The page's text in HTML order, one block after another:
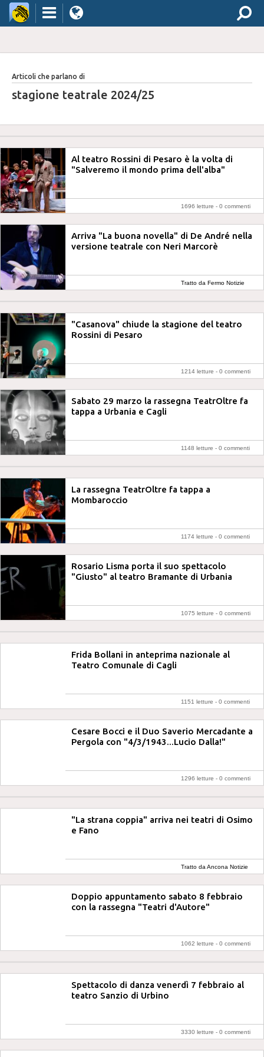
Articoli che parlano di
stagione teatrale 2024/25
Al teatro Rossini di Pesaro è la volta di
"Salveremo il mondo prima dell'alba"
1696 letture - 0 commenti
Arriva "La buona novella" di De André nella
versione teatrale con Neri Marcorè
Tratto da Fermo Notizie
"Casanova" chiude la stagione del teatro
Rossini di Pesaro
1214 letture - 0 commenti
Sabato 29 marzo la rassegna TeatrOltre fa
tappa a Urbania e Cagli
1148 letture - 0 commenti
La rassegna TeatrOltre fa tappa a
Mombaroccio
1174 letture - 0 commenti
Rosario Lisma porta il suo spettacolo
"Giusto" al teatro Bramante di Urbania
1075 letture - 0 commenti
Frida Bollani in anteprima nazionale al
Teatro Comunale di Cagli
1151 letture - 0 commenti
Cesare Bocci e il Duo Saverio Mercadante a
Pergola con "4/3/1943...Lucio Dalla!"
1296 letture - 0 commenti
"La strana coppia" arriva nei teatri di Osimo
e Fano
Tratto da Ancona Notizie
Doppio appuntamento sabato 8 febbraio
con la rassegna "Teatri d'Autore"
1062 letture - 0 commenti
Spettacolo di danza venerdì 7 febbraio al
teatro Sanzio di Urbino
3330 letture - 0 commenti